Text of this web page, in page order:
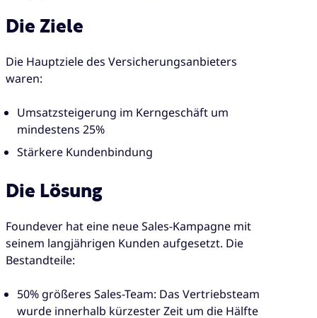
Die Ziele
Die Hauptziele des Versicherungsanbieters
waren:
Umsatzsteigerung im Kerngeschäft um
mindestens 25%
Stärkere Kundenbindung
Die Lösung
Foundever hat eine neue Sales-Kampagne mit
seinem langjährigen Kunden aufgesetzt. Die
Bestandteile:
50% größeres Sales-Team: Das Vertriebsteam
wurde innerhalb kürzester Zeit um die Hälfte